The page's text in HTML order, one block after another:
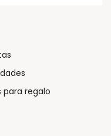
para regalo